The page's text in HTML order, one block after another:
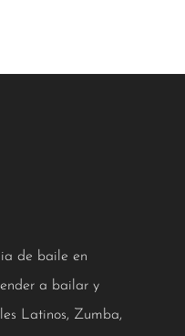
de baile en
a bailar y
Latinos, Zumba,